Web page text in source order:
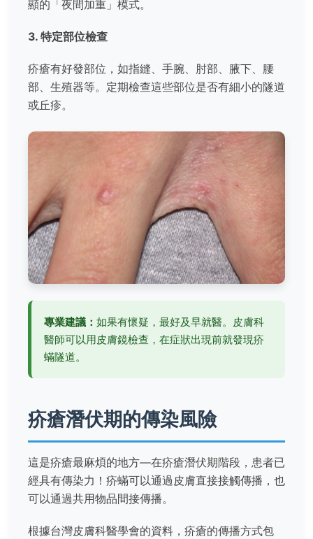
顯的「夜間加重」模式。
3. 特定部位檢查
疥瘡有好發部位，如指縫、手腕、肘部、腋下、腰
部、生殖器等。定期檢查這些部位是否有細小的隧道
或丘疹。
專業建議： 如果有懷疑，最好及早就醫。皮膚科
醫師可以用皮膚鏡檢查，在症狀出現前就發現疥
蟎隧道。
疥瘡潛伏期的傳染風險
這是疥瘡最麻煩的地方—在疥瘡潛伏期階段，患者已
經具有傳染力！疥蟎可以通過皮膚直接接觸傳播，也
可以通過共用物品間接傳播。
根據台灣皮膚科醫學會的資料，疥瘡的傳播方式包